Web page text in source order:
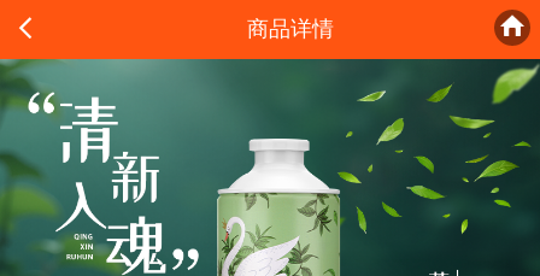
 商品详情 